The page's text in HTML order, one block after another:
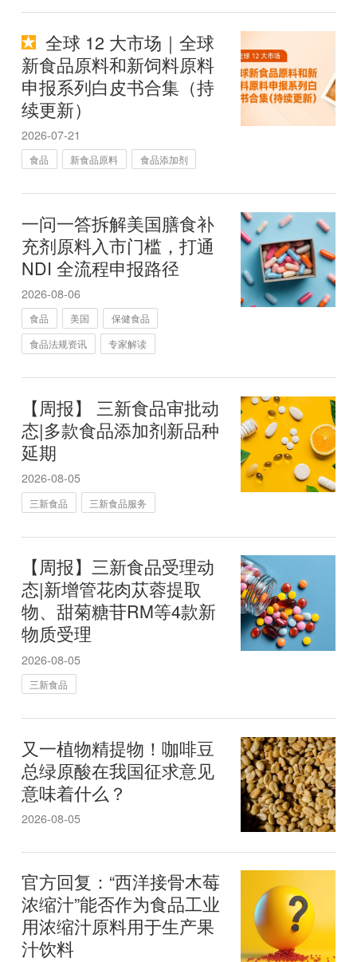
全球 12 大市场｜全球
新食品原料和新饲料原料
申报系列白皮书合集（持
续更新）
2026-07-21
食品 新食品原料 食品添加剂
一问一答拆解美国膳食补
充剂原料入市门槛，打通
NDI 全流程申报路径
2026-08-06
食品 美国
保健食品
食品法规资讯
专家解读
【周报】 三新食品审批动
态|多款食品添加剂新品种
延期
2026-08-05
三新食品 三新食品服务
【周报】三新食品受理动
态|新增管花肉苁蓉提取
物、甜菊糖苷RM等4款新
物质受理
2026-08-05
三新食品
又一植物精提物！咖啡豆
总绿原酸在我国征求意见
意味着什么？
2026-08-05
官方回复：“西洋接骨木莓
浓缩汁”能否作为食品工业
用浓缩汁原料用于生产果
汁饮料